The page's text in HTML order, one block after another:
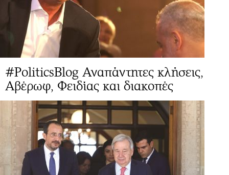
#PoliticsBlog Αναπάντητες κλήσεις,
Αβέρωφ, Φειδίας και διακοπές